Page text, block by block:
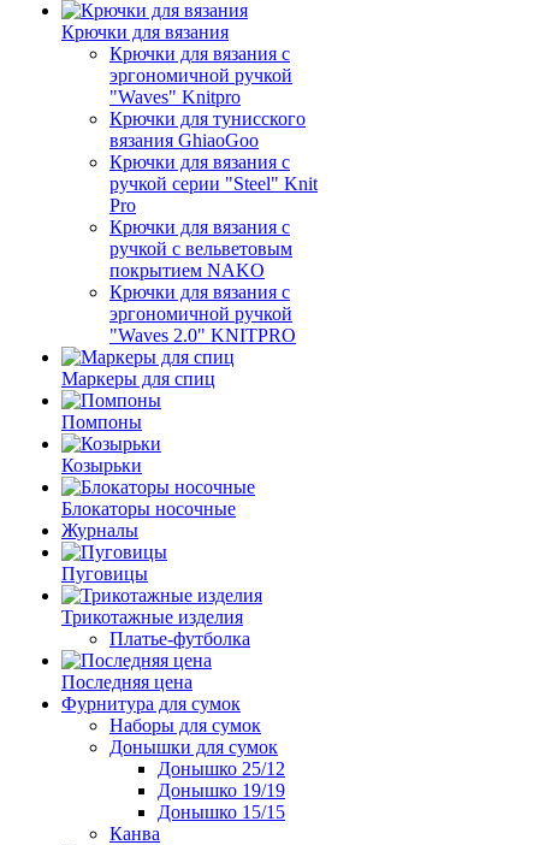
Крючки для вязания
Крючки для вязания с
эргономичной ручкой
"Waves" Knitpro
Крючки для тунисского
вязания GhiaoGoo
Крючки для вязания с
ручкой серии "Steel" Knit
Pro
Крючки для вязания с
ручкой с вельветовым
покрытием NAKO
Крючки для вязания с
эргономичной ручкой
"Waves 2.0" KNITPRO
Маркеры для спиц
Помпоны
Козырьки
Блокаторы носочные
Журналы
Пуговицы
Трикотажные изделия
Платье-футболка
Последняя цена
Фурнитура для сумок
Наборы для сумок
Донышки для сумок
Донышко 25/12
Донышко 19/19
Донышко 15/15
Канва